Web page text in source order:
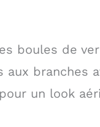
boules de
aux branches
un look